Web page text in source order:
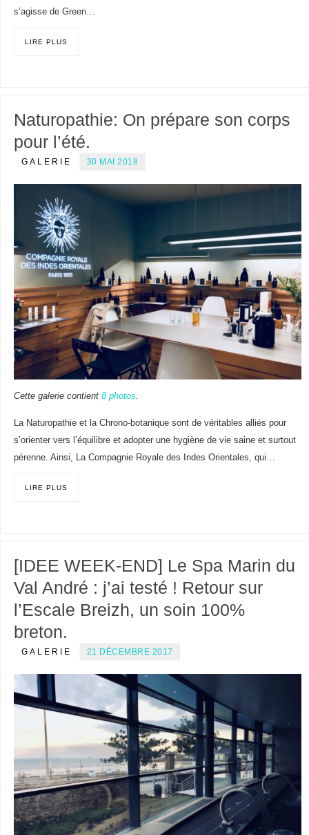
s’agisse de Green…
LIRE PLUS
Naturopathie: On prépare son corps
pour l’été.
GALERIE 30 MAI 2018
Cette galerie contient 8 photos.
La Naturopathie et la Chrono-botanique sont de véritables alliés pour
s’orienter vers l’équilibre et adopter une hygiène de vie saine et surtout
pérenne. Ainsi, La Compagnie Royale des Indes Orientales, qui…
LIRE PLUS
[IDEE WEEK-END] Le Spa Marin du
Val André : j’ai testé ! Retour sur
l’Escale Breizh, un soin 100%
breton.
GALERIE 21 DÉCEMBRE 2017